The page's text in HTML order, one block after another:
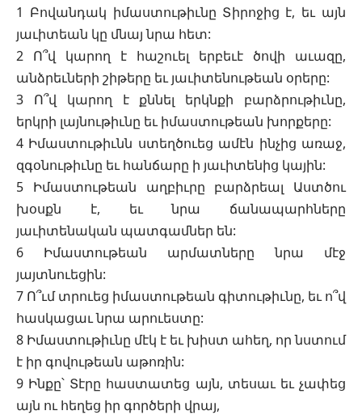
1 Բովանդակ իմաստութիւնը Տիրոջից է, եւ այն
յաւիտեան կը մնայ նրա հետ:
2 Ո՞վ կարող է հաշուել երբեւէ ծովի աւազը,
անձրեւների շիթերը եւ յաւիտենութեան օրերը:
3 Ո՞վ կարող է քննել երկնքի բարձրութիւնը,
երկրի լայնութիւնը եւ իմաստութեան խորքերը:
4 Իմաստութիւնն ստեղծուեց ամէն ինչից առաջ,
զգօնութիւնը եւ հանճարը ի յաւիտենից կային:
5 Իմաստութեան աղբիւրը բարձրեալ Աստծու
խօսքն է, եւ նրա ճանապարհները
յաւիտենական պատգամներ են:
6 Իմաստութեան արմատները նրա մէջ
յայտնուեցին:
7 Ո՞ւմ տրուեց իմաստութեան գիտութիւնը, եւ ո՞վ
հասկացաւ նրա արուեստը:
8 Իմաստութիւնը մէկ է եւ խիստ ահեղ, որ նստում
է իր գովութեան աթոռին:
9 Ինքը՝ Տէրը հաստատեց այն, տեսաւ եւ չափեց
այն ու հեղեց իր գործերի վրայ,